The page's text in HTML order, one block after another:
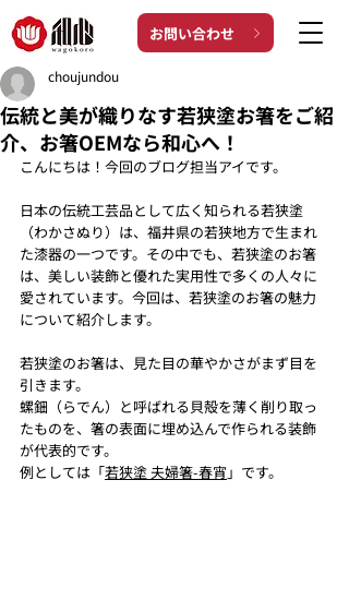
お問い合わせ
伝統と美が織りなす若狭塗お箸をご紹
介、お箸OEMなら和心へ！
choujundou
こんにちは！今回のブログ担当アイです。
日本の伝統工芸品として広く知られる若狭塗
（わかさぬり）は、福井県の若狭地方で生まれ
た漆器の一つです。その中でも、若狭塗のお箸
は、美しい装飾と優れた実用性で多くの人々に
愛されています。今回は、若狭塗のお箸の魅力
について紹介します。
若狭塗のお箸は、見た目の華やかさがまず目を
引きます。
螺鈿（らでん）と呼ばれる貝殻を薄く削り取っ
たものを、箸の表面に埋め込んで作られる装飾
が代表的です。
例としては「若狭塗 夫婦箸-春宵 」です。